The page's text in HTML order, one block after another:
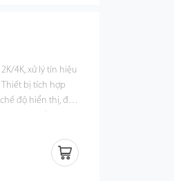
4K, xử lý tín hiệu
Thiết bị tích hợp
độ hiển thị, đáp